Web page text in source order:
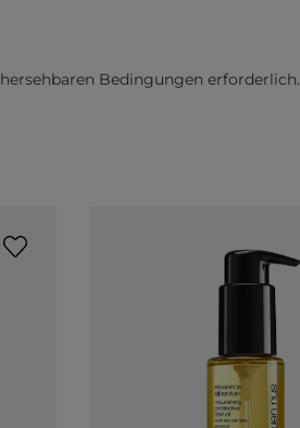
Bedingungen erforderlich.